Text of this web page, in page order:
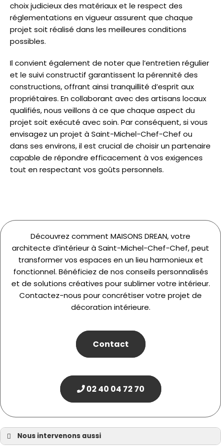
choix judicieux des matériaux et le respect des
réglementations en vigueur assurent que chaque
projet soit réalisé dans les meilleures conditions
possibles.
Il convient également de noter que l’entretien régulier
et le suivi constructif garantissent la pérennité des
constructions, offrant ainsi tranquillité d’esprit aux
propriétaires. En collaborant avec des artisans locaux
qualifiés, nous veillons à ce que chaque aspect du
projet soit exécuté avec soin. Par conséquent, si vous
envisagez un projet à Saint-Michel-Chef-Chef ou
dans ses environs, il est crucial de choisir un partenaire
capable de répondre efficacement à vos exigences
tout en respectant vos goûts personnels.
Découvrez comment MAISONS DREAN, votre
architecte d’intérieur à Saint-Michel-Chef-Chef, peut
transformer vos espaces en un lieu harmonieux et
fonctionnel. Bénéficiez de nos conseils personnalisés
et de solutions créatives pour sublimer votre intérieur.
Contactez-nous pour concrétiser votre projet de
décoration intérieure.
Contact
02 40 04 72 70
Nous intervenons aussi